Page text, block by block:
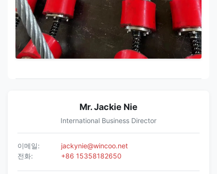
Mr. Jackie Nie
International Business Director
이메일:
jackynie@wincoo.net
전화:
+86 15358182650